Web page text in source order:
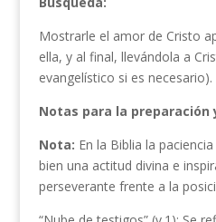
Mostrarle el amor de Cristo
ella, y al final, llevándola a
evangelístico si es necesario).
Notas para la preparación
Nota: En la Biblia la
bien una actitud divina e
perseverante frente a la